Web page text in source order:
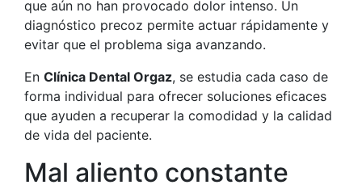
que aún no han provocado dolor intenso. Un
diagnóstico precoz permite actuar rápidamente y
evitar que el problema siga avanzando.
En Clínica Dental Orgaz, se estudia cada caso de
forma individual para ofrecer soluciones eficaces
que ayuden a recuperar la comodidad y la calidad
de vida del paciente.
Mal aliento constante